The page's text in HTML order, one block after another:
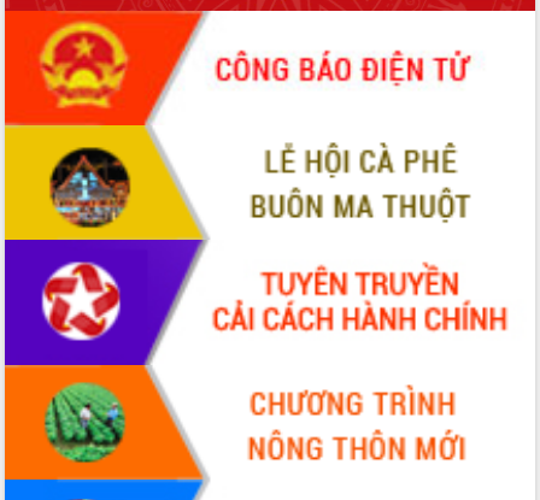
sầu riêng tại Đắk Lắk
Trình diễn nghệ thuật chế biến các
món ăn từ sầu riêng
Đắk Lắk công bố Quy hoạch và xúc
tiến đầu tư tỉnh
Ngành cá ngừ Đắk Lắk chủ động thích
ứng để giữ vững thị trường xuất khẩu
Diễn đàn Kinh tế tư nhân Việt Nam đột
phá cơ chế - Hợp tác công tư
Đề án 06 tạo bước ngoặt đột phá trong
cải cách hành chính tỉnh Đắk Lắk
Kết nối tour, đẩy mạnh chuyển đổi số
để phát triển du lịch Đắk Lắk
Khởi động Dự án Đầu tư xây dựng hạ
tầng kỹ thuật Cụm công nghiệp Tân
Tiến
Gặp mặt các cơ quan báo chí nhân Kỷ
niệm 101 năm Ngày Báo chí Cách
mạng Việt Nam